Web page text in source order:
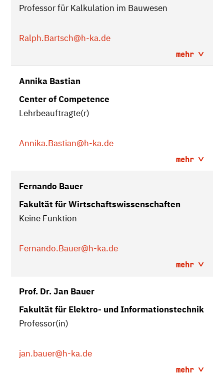
Professor für Kalkulation im Bauwesen
Ralph.Bartsch@h-ka.de
mehr
Annika Bastian
Center of Competence
Lehrbeauftragte(r)
Annika.Bastian@h-ka.de
mehr
Fernando Bauer
Fakultät für Wirtschaftswissenschaften
Keine Funktion
Fernando.Bauer@h-ka.de
mehr
Prof. Dr. Jan Bauer
Fakultät für Elektro- und Informationstechnik
Professor(in)
jan.bauer@h-ka.de
mehr